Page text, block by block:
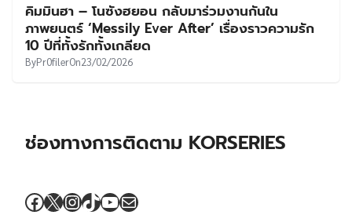
คิมมินฮา – โนซังฮยอน กลับมาร่วมงานกันใน
ภาพยนตร์ ‘Messily Ever After’ เรื่องราวความรัก
10 ปีที่ทั้งรักทั้งเกลียด
ByPr0filerOn23/02/2026
ช่องทางการติดตาม KORSERIES
Facebook
X Instagram
TikTok
YouTube
Mail